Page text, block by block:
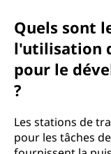
Quels sont
l'utilisation
pour le
?
Les stations de
pour les tâches